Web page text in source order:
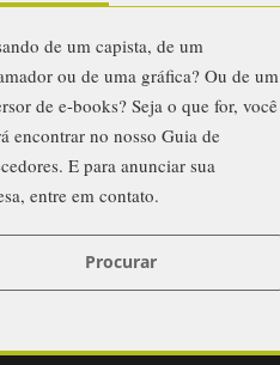
de um capista, de um
ou de uma gráfica? Ou de um
de e-books? Seja o que for, você
encontrar no nosso Guia de
E para anunciar sua
entre em contato.
Procurar